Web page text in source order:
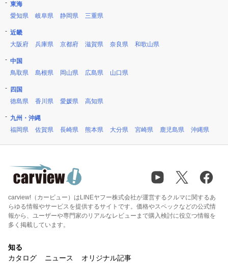
東海
愛知県
岐阜県 静岡県 三重県
近畿
大阪府
兵庫県 京都府 滋賀県 奈良県 和歌山県
中国
鳥取県
島根県 岡山県 広島県 山口県
四国
徳島県
香川県 愛媛県 高知県
九州・沖縄
福岡県
佐賀県 長崎県 熊本県 大分県 宮崎県 鹿児島県 沖縄県
carview!（カービュー）はLINEヤフー株式会社が運営するクルマに関するあ
らゆる情報やサービスを提供するサイトです。価格やスペックなどの公式情
報から、ユーザーや専門家のリアルなレビューまで購入検討に役立つ情報を
多く掲載しています。
知る
カタログ
ニュース オリジナル記事